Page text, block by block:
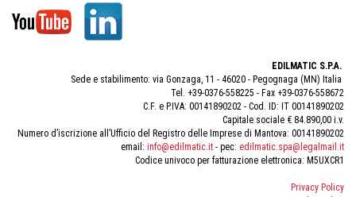
EDILMATIC S.P.A.
Sede e stabilimento: via Gonzaga, 11 - 46020 - Pegognaga (MN) Italia
Tel. +39-0376-558225 - Fax +39-0376-558672
C.F. e P.IVA: 00141890202 - Cod. ID: IT 00141890202
Capitale sociale € 84.890,00 i.v.
Numero d’iscrizione all’Ufficio del Registro delle Imprese di Mantova: 00141890202
email: info@edilmatic.it - pec: edilmatic.spa@legalmail.it
Codice univoco per fatturazione elettronica: M5UXCR1
Privacy Policy